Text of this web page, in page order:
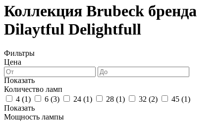
Коллекция Brubeck бренда
Dilaytful Delightfull
Фильтры
Цена
Показать
Количество ламп
4 (1) 6 (3) 24 (1) 28 (1) 32 (2) 45 (1)
Показать
Мощность лампы